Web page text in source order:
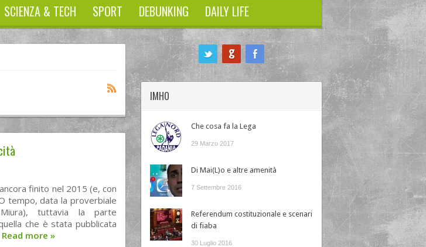
SCIENZA & TECH SPORT DEBUNKING DAILY LIFE
finito nel 2015 (e, con
tempo, data la proverbiale
tuttavia la parte
che è stata pubblicata
Read more »
IMHO
Che cosa fa la Lega
29 Marzo 2017
Di Mai(L)o e altre amenità
7 Settembre 2016
Referendum costituzionale e scenari
di fiaba
30 Luglio 2016